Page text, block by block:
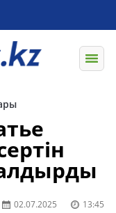
02.07.2025 13:45